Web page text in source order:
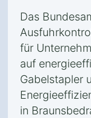
Das
für
auf
Gabelstapler
in